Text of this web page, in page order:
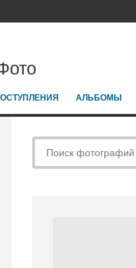
АЛЬБОМЫ